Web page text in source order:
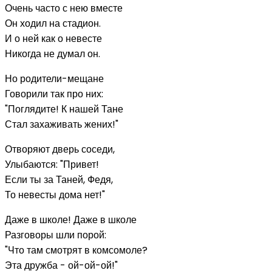
Очень часто с нею вместе
Он ходил на стадион.
И о ней как о невесте
Никогда не думал он.
Но родители-мещане
Говорили так про них:
"Поглядите! К нашей Тане
Стал захаживать жених!"
Отворяют дверь соседи,
Улыбаются: "Привет!
Если ты за Таней, Федя,
То невесты дома нет!"
Даже в школе! Даже в школе
Разговоры шли порой:
"Что там смотрят в комсомоле?
Эта дружба - ой-ой-ой!"